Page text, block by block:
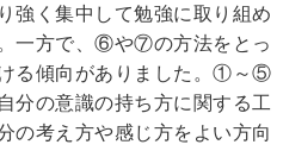
強く集中して勉強に取り組め
一方で、⑥や⑦の方法をとっ
る傾向がありました。①～⑤
分の意識の持ち方に関する工
の考え方や感じ方をよい方向